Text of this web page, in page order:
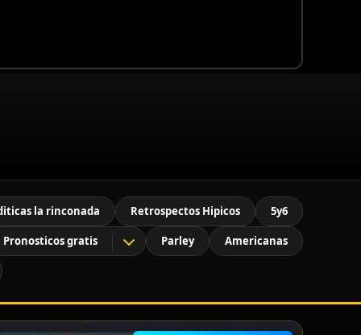
la rinconada Retrospectos Hipicos 5y6
Pronosticos gratis Parley Americanas